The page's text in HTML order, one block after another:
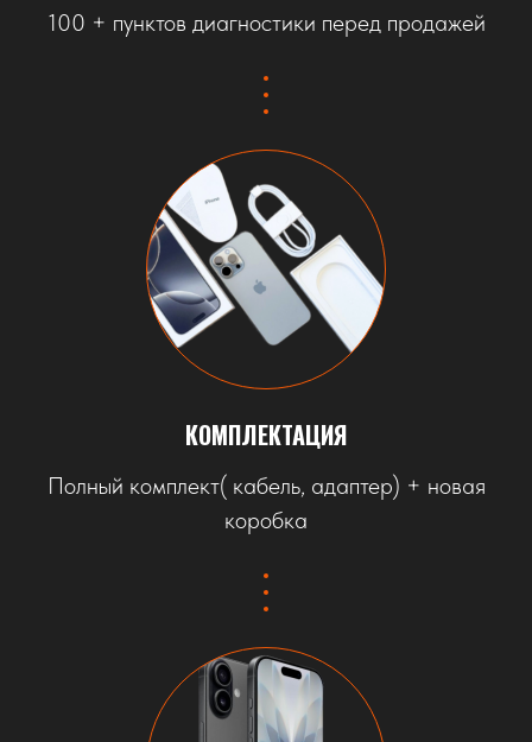
100 + пунктов диагностики перед продажей
КОМПЛЕКТАЦИЯ
Полный комплект( кабель, адаптер) + новая
коробка